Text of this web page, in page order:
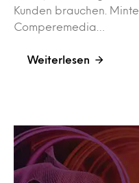
Kunden brauchen.
Comperemedia…
Weiterlesen